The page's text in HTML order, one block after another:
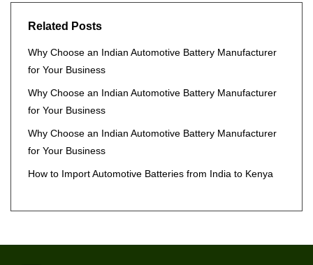
Related Posts
Why Choose an Indian Automotive Battery Manufacturer
for Your Business
Why Choose an Indian Automotive Battery Manufacturer
for Your Business
Why Choose an Indian Automotive Battery Manufacturer
for Your Business
How to Import Automotive Batteries from India to Kenya